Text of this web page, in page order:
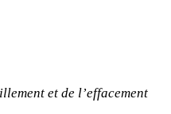
et de l’effacement